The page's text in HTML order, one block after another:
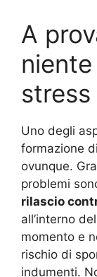
A
stress
Uno degli
formazione
ovunque.
problemi
rilascio
all’interno
momento e
rischio di
indumenti.